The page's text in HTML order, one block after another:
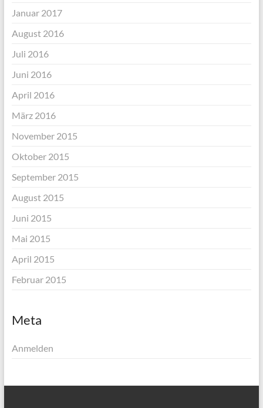
Januar 2017
August 2016
Juli 2016
Juni 2016
April 2016
März 2016
November 2015
Oktober 2015
September 2015
August 2015
Juni 2015
Mai 2015
April 2015
Februar 2015
Meta
Anmelden